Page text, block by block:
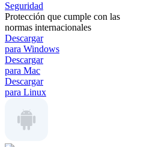
Seguridad
Protección que cumple con las
normas internacionales
Descargar
para Windows
Descargar
para Mac
Descargar
para Linux